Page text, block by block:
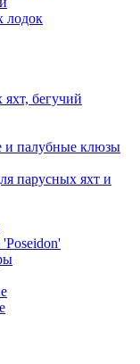
лодок
бегучий
и палубные клюзы
парусных яхт и